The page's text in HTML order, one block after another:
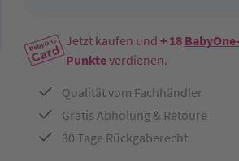
Jetzt kaufen und + 18
Punkteverdienen.
Qualität vom Fachhändler
Gratis Abholung & Retoure
30 Tage Rückgaberecht